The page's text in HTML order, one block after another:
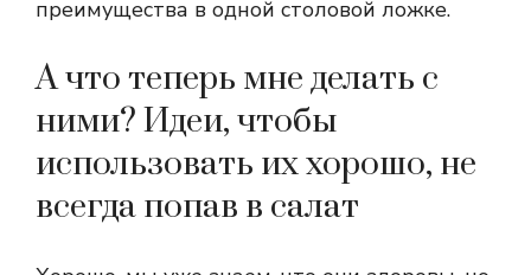
преимущества в одной столовой ложке.
А что теперь мне делать с
ними? Идеи, чтобы
использовать их хорошо, не
всегда попав в салат